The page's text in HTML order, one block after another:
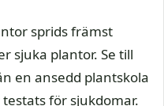
sprids främst
sjuka plantor. Se till
en ansedd plantskola
för sjukdomar.